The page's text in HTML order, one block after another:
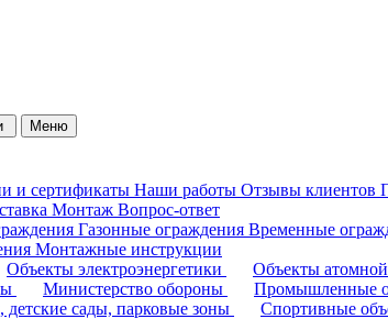
Меню
и сертификаты Наши работы Отзывы клиентов
Монтаж Вопрос-ответ
Газонные ограждения Временные
Монтажные инструкции
Объекты электроэнергетики Объекты атомной
Министерство обороны Промышленные
сады, парковые зоны Спортивные